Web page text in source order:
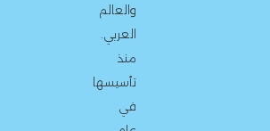
والعالم
العربي.
منذ
تأسيسها
في